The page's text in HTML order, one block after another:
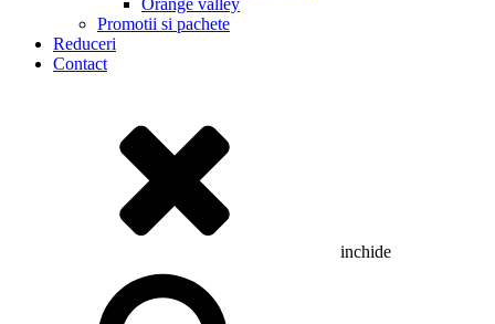
Promotii si pachete
Reduceri
Contact
inchide